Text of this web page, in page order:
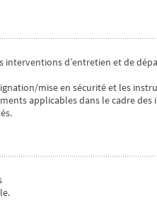
interventions d’entretien et de
mise en sécurité et les
applicables dans le cadre des